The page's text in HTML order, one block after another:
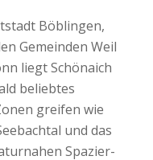
Böblingen,
Gemeinden Weil
liegt Schönaich
beliebtes
greifen wie
und das
Spazier-